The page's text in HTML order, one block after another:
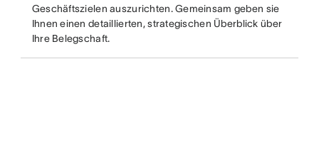
Geschäftszielen auszurichten. Gemeinsam geben sie
Ihnen einen detaillierten, strategischen Überblick über
Ihre Belegschaft.